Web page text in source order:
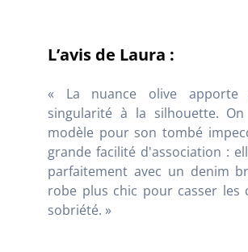
L’avis de Laura :
« La nuance olive apporte
singularité à la silhouette.
modèle pour son tombé
grande facilité d'association :
parfaitement avec un denim
robe plus chic pour casser les
sobriété. »